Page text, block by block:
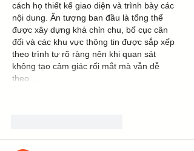
cách họ thiết kế giao diện và trình bày các
nội dung. Ấn tượng ban đầu là tổng thể
được xây dựng khá chỉn chu, bố cục cân
đối và các khu vực thông tin được sắp xếp
theo trình tự rõ ràng nên khi quan sát
không tạo cảm giác rối mắt mà vẫn dễ
theo…